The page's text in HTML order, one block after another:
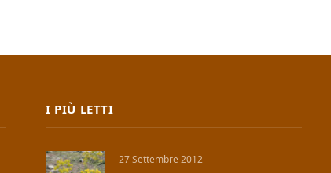
I PIÙ LETTI
27 Settembre 2012